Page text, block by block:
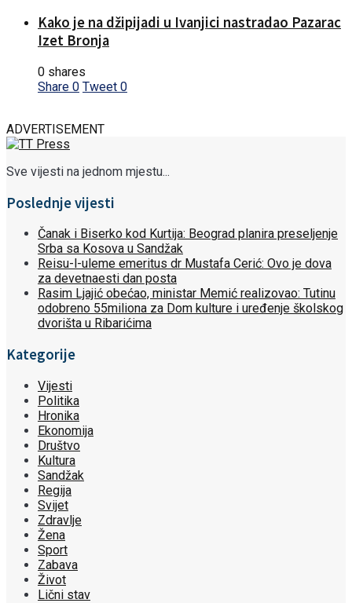
Kako je na džipijadi u Ivanjici nastradao Pazarac
Izet Bronja
0 shares
Share 0 Tweet 0
ADVERTISEMENT
Sve vijesti na jednom mjestu...
Poslednje vijesti
Čanak i Biserko kod Kurtija: Beograd planira preseljenje
Srba sa Kosova u Sandžak
Reisu-l-uleme emeritus dr Mustafa Cerić: Ovo je dova
za devetnaesti dan posta
Rasim Ljajić obećao, ministar Memić realizovao: Tutinu
odobreno 55miliona za Dom kulture i uređenje školskog
dvorišta u Ribarićima
Kategorije
Vijesti
Politika
Hronika
Ekonomija
Društvo
Kultura
Sandžak
Regija
Svijet
Zdravlje
Žena
Sport
Zabava
Život
Lični stav